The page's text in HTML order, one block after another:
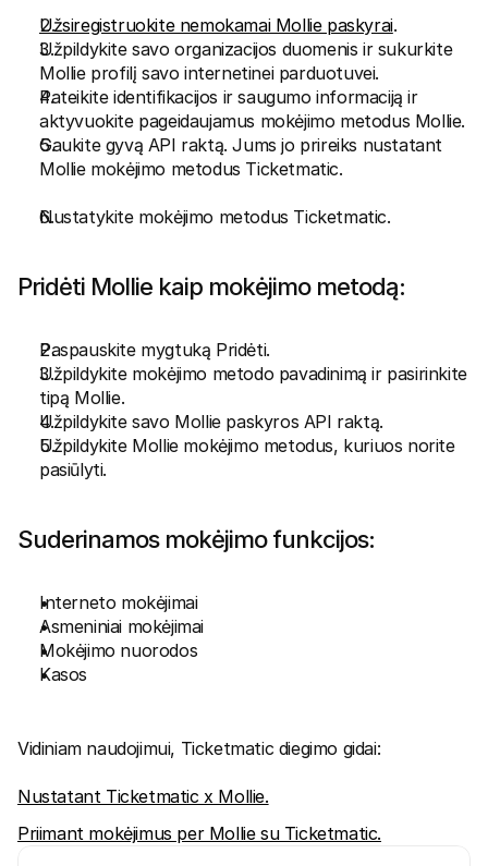
Užsiregistruokite nemokamai Mollie paskyrai.
Užpildykite savo organizacijos duomenis ir sukurkite
Mollie profilį savo internetinei parduotuvei.
Pateikite identifikacijos ir saugumo informaciją ir
aktyvuokite pageidaujamus mokėjimo metodus Mollie.
Gaukite gyvą API raktą. Jums jo prireiks nustatant
Mollie mokėjimo metodus Ticketmatic.
Nustatykite mokėjimo metodus Ticketmatic.
Pridėti Mollie kaip mokėjimo metodą:
Paspauskite mygtuką Pridėti.
Užpildykite mokėjimo metodo pavadinimą ir pasirinkite
tipą Mollie.
Užpildykite savo Mollie paskyros API raktą.
Užpildykite Mollie mokėjimo metodus, kuriuos norite
pasiūlyti.
Suderinamos mokėjimo funkcijos:
Interneto mokėjimai
Asmeniniai mokėjimai
Mokėjimo nuorodos
Kasos
Vidiniam naudojimui, Ticketmatic diegimo gidai:
Nustatant Ticketmatic x Mollie.
Priimant mokėjimus per Mollie su Ticketmatic.